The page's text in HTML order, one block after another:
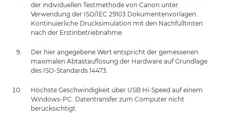
der individuellen Testmethode von Canon unter
Verwendung der ISO/IEC 29103 Dokumentenvorlagen.
Kontinuierliche Drucksimulation mit den Nachfülltinten
nach der Erstinbetriebnahme.
Der hier angegebene Wert entspricht der gemessenen
maximalen Abtastauflösung der Hardware auf Grundlage
des ISO-Standards 14473.
Höchste Geschwindigkeit über USB Hi-Speed auf einem
Windows-PC. Datentransfer zum Computer nicht
berücksichtigt.